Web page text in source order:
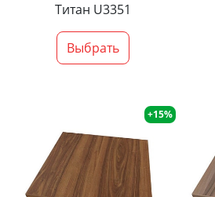
Титан U3351
Выбрать
+15%